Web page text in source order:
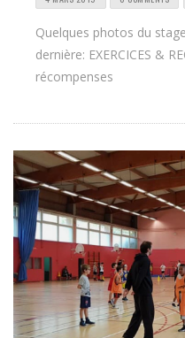
Quelques photos du
dernière: EXERCICES &
récompenses